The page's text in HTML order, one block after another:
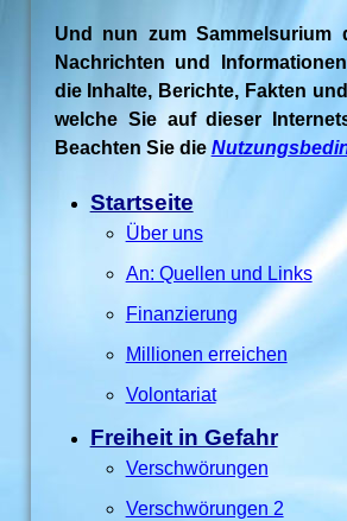
Und nun zum Sammelsurium
Nachrichten und
die Inhalte, Berichte, Fakten
welche Sie auf dieser
Beachten Sie die
Startseite
Über uns
An: Quellen und Links
Finanzierung
Millionen erreichen
Volontariat
Freiheit in Gefahr
Verschwörungen
Verschwörungen 2